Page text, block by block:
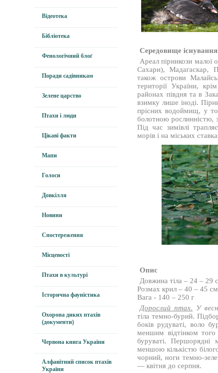
Відеотека
Бібліотека
Фенологічний блоґ
Поради садівникам
Зелене царство
Птахи і люди
Цікаві факти
Мапи
Голоси
Довкілля
Новини
Спостереження
Місцевості
Птахи в культурі
Історична фауністика
Охорона диких птахів
(документи)
Червона книга України
Алфавітний список птахів
України
Середовище існування
Ареал пірникози
Сахари), Мадагаскар,
також острови
території України,
районах півдня та в
взимку лише іноді.
прісних водоймищ, у
болотною рослинністю,
Під час зимівлі
морів і на міських
Опис
Довжина тіла – 24 – 29
Розмах крил – 40 – 45 см
Вага - 140 – 250 г
Дорослий птах. У
тіла темно-бурий.
боків рудуваті, воло
меншим відтінком
буруваті. Першорядні
меншою кількістю
чорний, ноги темно-
— квітня до серпня.